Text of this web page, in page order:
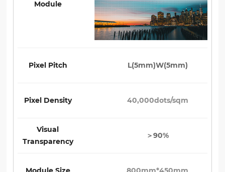
Module
Pixel Pitch L(5mm)W(5mm)
Pixel Density 40,000dots/sqm
Visual
Transparency
＞90%